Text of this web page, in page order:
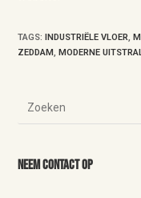
TAGS: INDUSTRIËLE VLOER,
ZEDDAM, MODERNE
Neem contact op